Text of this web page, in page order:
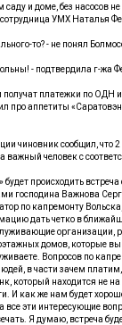
и доме, без насосов не
сотрудница УМХ Наталья
то? - не понял
- подтвердила г-жа
получат платежки по ОДН и
про аппетиты
чиновник сообщил, что
важный человек с
будет происходить встреча
господина Важнова
по капремонту
дать четко в
организации,
домов, которые вы
Вопросов по
в части зачем
который находится не на
И как же нам будет
все эти интересующие
Я думаю, встреча